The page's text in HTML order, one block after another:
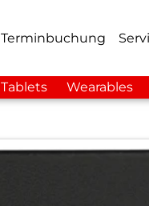
Terminbuchung
Tablets Wearables